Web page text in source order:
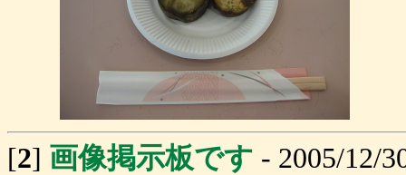
[2] 画像掲示板です - 2005/12/